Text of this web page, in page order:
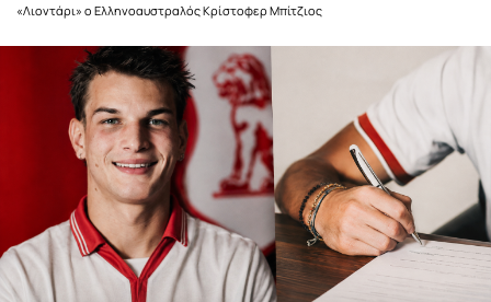
«Λιοντάρι» ο Ελληνοαυστραλός Κρίστοφερ Μπίτζιος